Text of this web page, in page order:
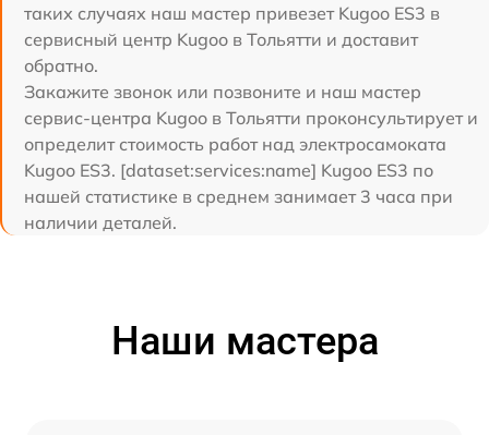
таких случаях наш мастер привезет Kugoo ES3 в
сервисный центр Kugoo в Тольятти и доставит
обратно.
Закажите звонок или позвоните и наш мастер
сервис-центра Kugoo в Тольятти проконсультирует и
определит стоимость работ над электросамоката
Kugoo ES3. [dataset:services:name] Kugoo ES3 по
нашей статистике в среднем занимает 3 часа при
наличии деталей.
Наши мастера